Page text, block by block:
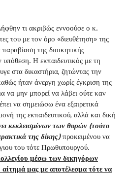
τι ακριβώς εννοούσε ο κ.
του με τον όρο «διευθέτηση» της
της διοικητικής
υπόθεση. Η εκπαιδευτικός με τη
στα δικαστήρια, ζητώντας την
ήταν άνεργη χωρίς έγκριση της
να μην μπορεί να λάβει ούτε καν
να σημειώσω ένα εξαιρετικά
της εκπαιδευτικού, αλλά και δική
κεκλεισμένων των θυρών (τούτο
της δίκης)προκειμένου να
του τότε Πρωθυπουργού.
μέσω των δικηγόρων
μας με αποτέλεσμα τότε να